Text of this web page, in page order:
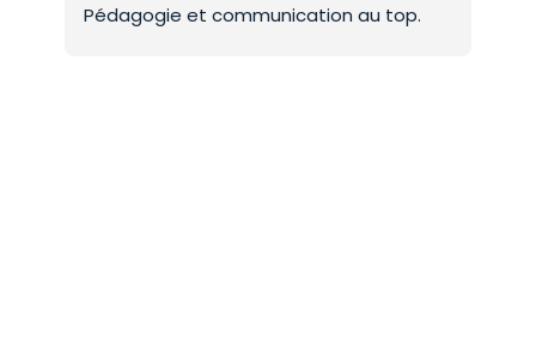
Pédagogie et communication au top.